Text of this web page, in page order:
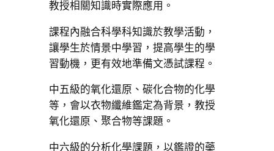
教授相關知識時實際應用。
課程內融合科學科知識於教學活動，
讓學生於情景中學習，提高學生的學
習動機，更有效地準備文憑試課程。
中五級的氧化還原、碳化合物的化學
等，會以衣物纖維鑑定為背景，教授
氧化還原、聚合物等課題。
中六級的分析化學課題，以鑑證的藥